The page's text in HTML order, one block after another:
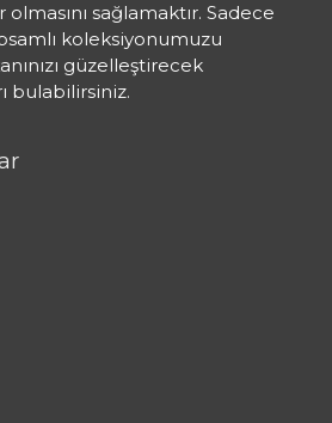
sağlamaktır. Sadece
koleksiyonumuzu
güzelleştirecek
bulabilirsiniz.